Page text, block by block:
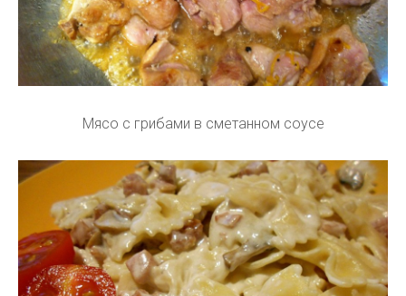
Мясо с грибами в сметанном соусе